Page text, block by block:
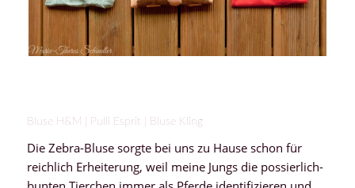
Bluse H&M | Pulli Esprit | Bluse Kling
Die Zebra-Bluse sorgte bei uns zu Hause schon für
reichlich Erheiterung, weil meine Jungs die possierlich-